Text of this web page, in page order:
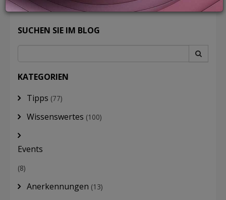
SUCHEN SIE IM BLOG
KATEGORIEN
Tipps (77)
Wissenswertes (100)
Events
(8)
Anerkennungen (13)